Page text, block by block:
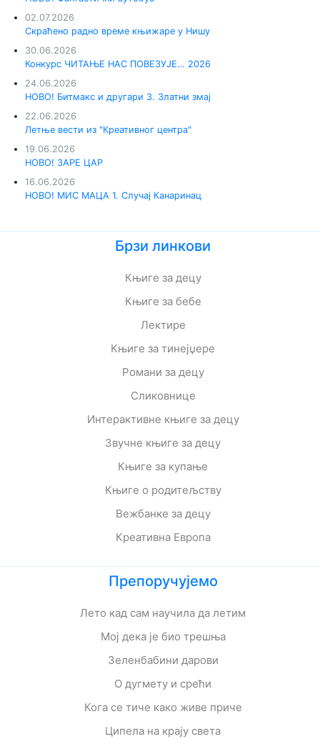
02.07.2026
Скраћено радно време књижаре у Нишу
30.06.2026
Конкурс ЧИТАЊЕ НАС ПОВЕЗУЈЕ… 2026
24.06.2026
НОВО! Битмакс и другари 3. Златни змај
22.06.2026
Летње вести из "Креативног центра"
19.06.2026
НОВО! ЗАРЕ ЦАР
16.06.2026
НОВО! МИС МАЦА 1. Случај Канаринац
Брзи линкови
Књиге за децу
Књиге за бебе
Лектире
Књиге за тинејџере
Романи за децу
Сликовнице
Интерактивне књиге за децу
Звучне књиге за децу
Књиге за купање
Књиге о родитељству
Вежбанке за децу
Креативна Европа
Препоручујемо
Лето кад сам научила да летим
Мој дека је био трешња
Зеленбабини дарови
О дугмету и срећи
Кога се тиче како живе приче
Ципела на крају света